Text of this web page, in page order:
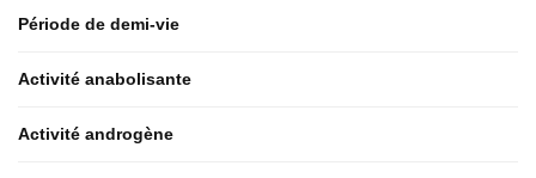
Période de demi-vie
Activité anabolisante
Activité androgène